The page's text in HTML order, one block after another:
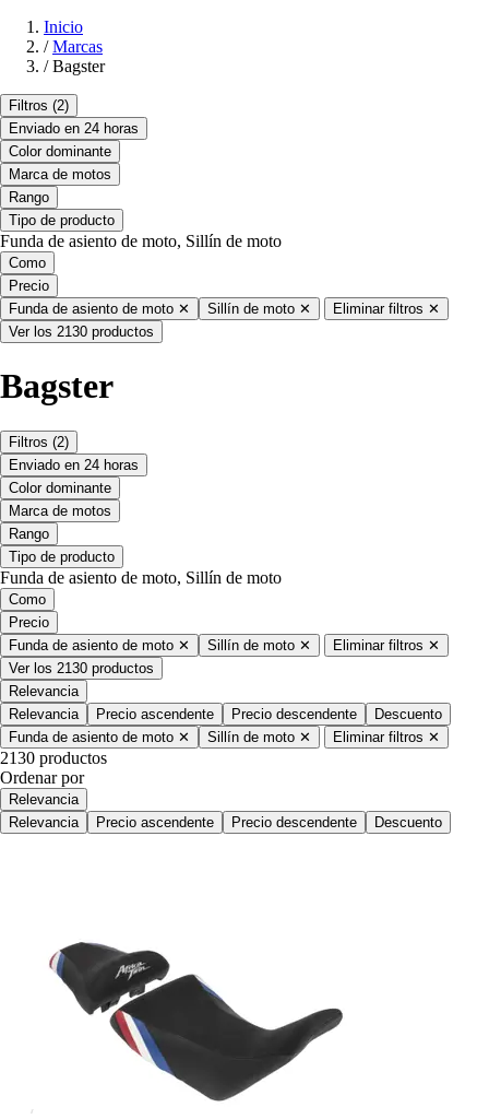
Inicio
/ Marcas
/ Bagster
Filtros (2)
Enviado en 24 horas
Color dominante
Marca de motos
Rango
Tipo de producto
Funda de asiento de moto, Sillín de moto
Como
Precio
Funda de asiento de moto ✕ Sillín de moto ✕ Eliminar filtros ✕
Ver los 2130 productos
Bagster
Filtros (2)
Enviado en 24 horas
Color dominante
Marca de motos
Rango
Tipo de producto
Funda de asiento de moto, Sillín de moto
Como
Precio
Funda de asiento de moto ✕ Sillín de moto ✕ Eliminar filtros ✕
Ver los 2130 productos
Relevancia
Relevancia
Precio ascendente Precio descendente
Descuento
Funda de asiento de moto ✕ Sillín de moto ✕ Eliminar filtros ✕
2130 productos
Ordenar por
Relevancia
Relevancia
Precio ascendente Precio descendente Descuento